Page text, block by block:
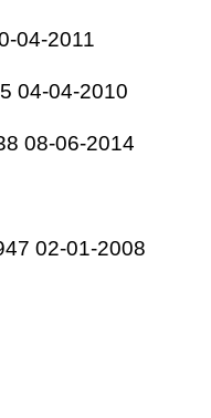
04-2011
04-04-2010
08-06-2014
02-01-2008